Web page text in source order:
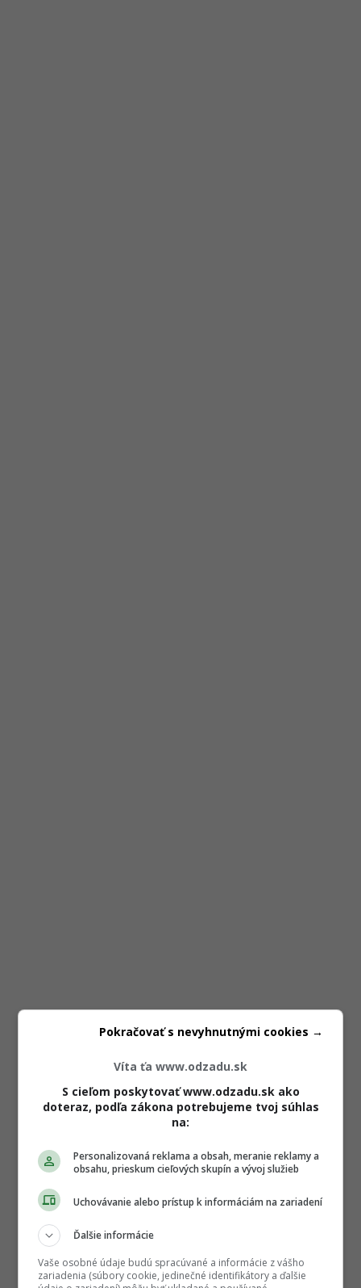
Víta ťa www.odzadu.sk
S cieľom poskytovať www.odzadu.sk ako
doteraz, podľa zákona potrebujeme tvoj súhlas
na:
Personalizovaná reklama a obsah, meranie reklamy a
obsahu, prieskum cieľových skupín a vývoj služieb
Uchovávanie alebo prístup k informáciám na zariadení
Ďalšie informácie
Vaše osobné údaje budú spracúvané a informácie z vášho
zariadenia (súbory cookie, jedinečné identifikátory a ďalšie
Pokračovať s nevyhnutnými cookies →